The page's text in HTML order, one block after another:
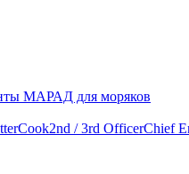
МАРАД для моряков
Cook2nd / 3rd OfficerChief